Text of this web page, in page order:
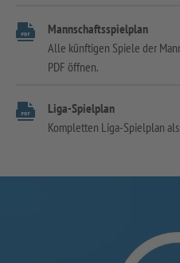
Mannschaftsspielplan
Alle künftigen Spiele der
PDF öffnen.
Liga-Spielplan
Kompletten Liga-Spielplan